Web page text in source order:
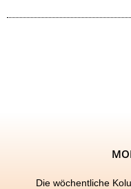
Die wöchentliche